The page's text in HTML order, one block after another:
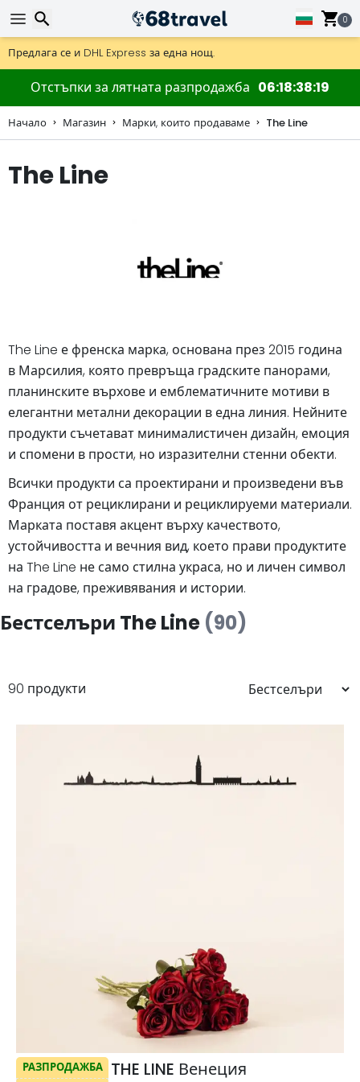
0
Получете безплатна доставка при поръчки над 59 €.
Предлага се и DHL Express за една нощ.
30 дни за връщане, 90 дни за дървени карти и декорации.
Отстъпки за лятната разпродажба 06 18 38 18
Начало Магазин Марки, които продаваме The Line
The Line
The Line е френска марка, основана през 2015 година
в Марсилия, която превръща градските панорами,
планинските върхове и емблематичните мотиви в
елегантни метални декорации в една линия. Нейните
продукти съчетават минималистичен дизайн, емоция
и спомени в прости, но изразителни стенни обекти.
Всички продукти са проектирани и произведени във
Франция от рециклирани и рециклируеми материали.
Марката поставя акцент върху качеството,
устойчивостта и вечния вид, което прави продуктите
на The Line не само стилна украса, но и личен символ
на градове, преживявания и истории.
Бестселъри The Line (90)
90 продукти
РАЗПРОДАЖБА THE LINE Венеция
Търсене